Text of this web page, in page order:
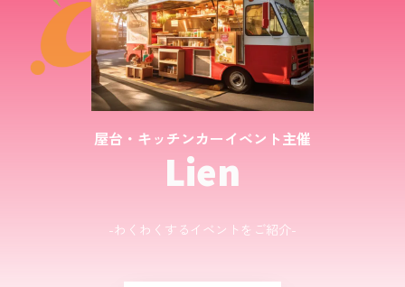
屋台・キッチンカーイベント主催
Lien
-わくわくするイベントをご紹介-